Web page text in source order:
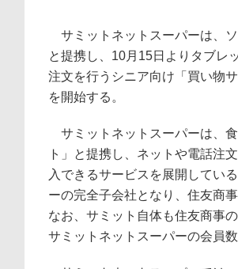
サミットネットスーパーは、
と提携し、10月15日よりタブレ
注文を行うシニア向け「買い物
を開始する。
サミットネットスーパーは、
ト」と提携し、ネットや電話注
入できるサービスを展開してい
ーの完全子会社となり、住友商
なお、サミット自体も住友商事
サミットネットスーパーの会員数